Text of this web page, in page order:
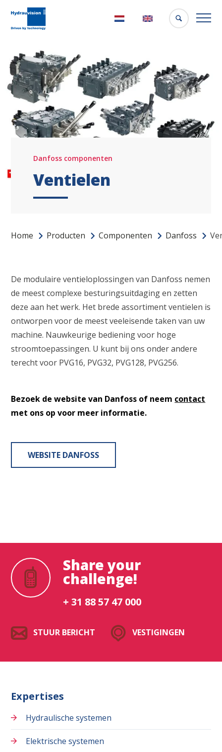
NederlandsEnglish
Waar ben je naar op zoek?
Danfoss componenten
Ventielen
Home Producten Componenten Danfoss
De modulaire ventieloplossingen van Danfoss nemen
de meest complexe besturingsuitdaging en zetten
deze aan het werk. Het brede assortiment ventielen is
ontworpen voor de meest veeleisende taken van uw
machine. Nauwkeurige bediening voor hoge
stroomtoepassingen. U kunt bij ons onder andere
terecht voor PVG16, PVG32, PVG128, PVG256.
Bezoek de website van Danfoss of neem contact
met ons op voor meer informatie.
WEBSITE DANFOSS
Share your
challenge!
+ 31 88 57 47 000
STUUR BERICHT VESTIGINGEN
Expertises
Hydraulische systemen
Elektrische systemen